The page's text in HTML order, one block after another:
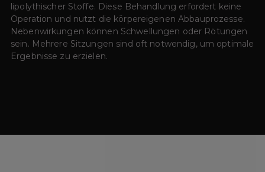
lipolythischer Stoffe. Diese Behandlung erfordert keine
Operation und nutzt die körpereigenen Abbauprozesse.
Nebenwirkungen können Schwellungen oder Rötungen
sein. Mehrere Sitzungen sind oft notwendig, um optimale
Ergebnisse zu erzielen.